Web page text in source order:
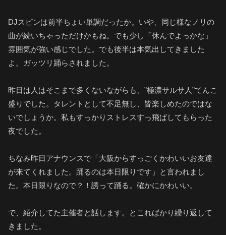
DJスピンは前半ちょい単調だったか。いや、同じ様なノリの
曲が続いちゃっただけかもね。でも少し「休んでよっかな」
雰囲気が強い感じでした。でも後半は本気出してきました
よ。ガッツリ踊らされました。
昨日は人はそこまで多くないながらも、”極濃サルサ人”てんこ
盛りでした。タレントとして不足無し、皆楽しめたのではな
いでしょうか。私もすっかりストレスすっ飛ばしてもらった
夜でした。
ちなみ昨日アナウンスで「大阪からすっごくかわいいお友達
が来てくれました。踊るのは本日限りです」と言われまし
た。本日限りなので？！誘って踊る。確かにかわいい。
で、紹介してた主催者と話します。とこればかり繰り返して
きました。